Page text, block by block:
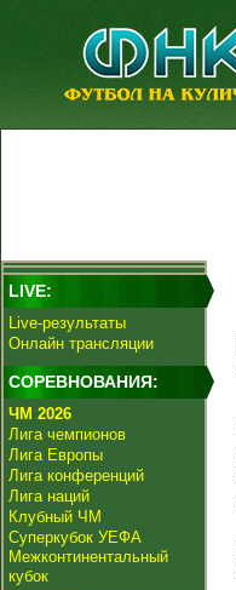
LIVE:
Live-результаты
Онлайн трансляции
СОРЕВНОВАНИЯ:
ЧМ 2026
Лига чемпионов
Лига Европы
Лига конференций
Лига наций
Клубный ЧМ
Суперкубок УЕФА
Межконтинентальный
кубок